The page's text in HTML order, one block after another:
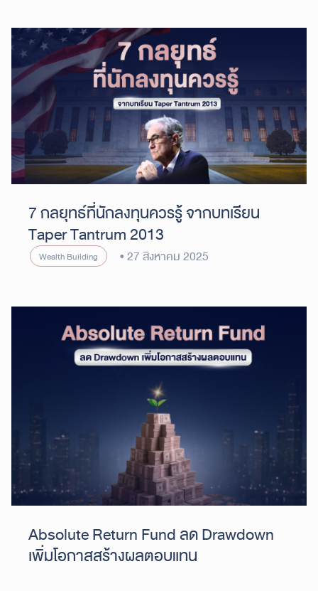
7 กลยุทธ์ที่นักลงทุนควรรู้ จากบทเรียน
Taper Tantrum 2013
Wealth Building 27 สิงหาคม 2025
Absolute Return Fund ลด Drawdown
เพิ่มโอกาสสร้างผลตอบแทน